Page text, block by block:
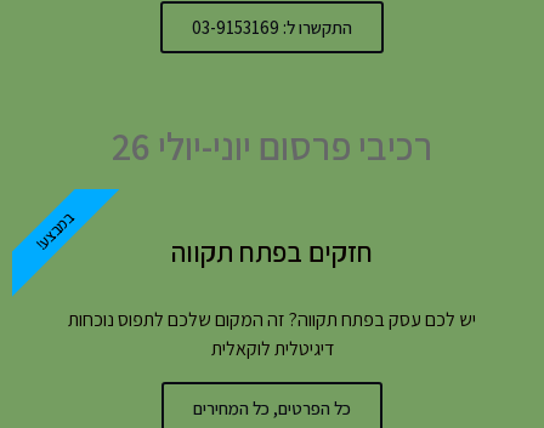
התקשרו ל: 03-9153169
רכיבי פרסום יוני-יולי 26
חזקים בפתח תקווה
יש לכם עסק בפתח תקווה? זה המקום שלכם לתפוס נוכחות
דיגיטלית לוקאלית
כל הפרטים, כל המחירים
במבצע!